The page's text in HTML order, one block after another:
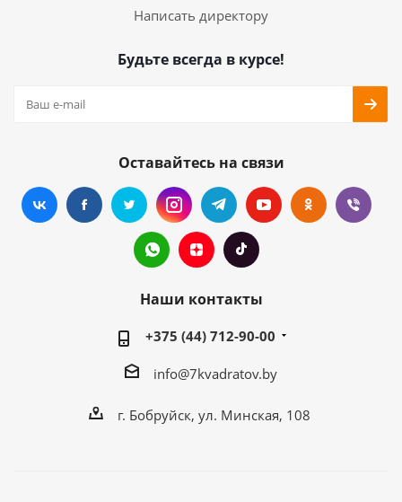
Написать директору
Будьте всегда в курсе!
Оставайтесь на связи
Наши контакты
+375 (44) 712-90-00
info@7kvadratov.by
г. Бобруйск, ул. Минская, 108